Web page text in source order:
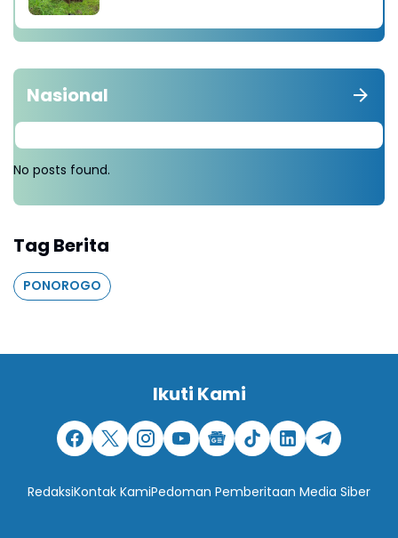
Nasional
No posts found.
Tag Berita
PONOROGO
Ikuti Kami
RedaksiKontak KamiPedoman Pemberitaan Media Siber